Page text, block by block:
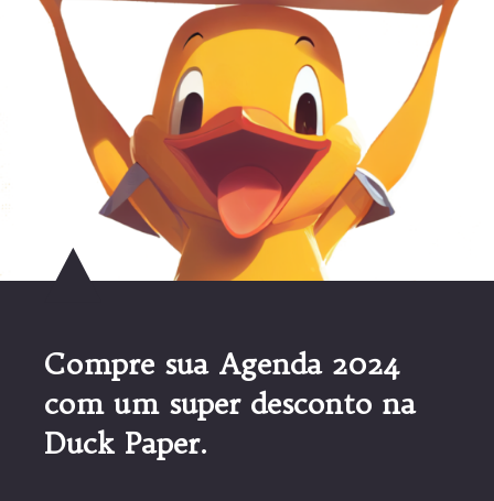
Compre sua Agenda 2024
com um super desconto na
Duck Paper.